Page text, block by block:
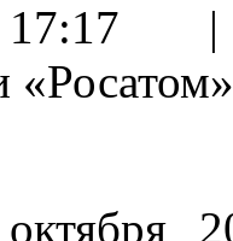
|
«Росатом»